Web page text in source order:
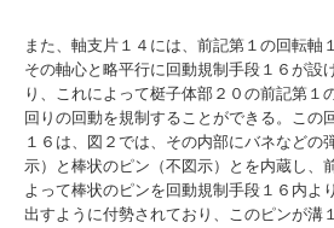
また、軸支片１４には、前記第１の回転軸
その軸心と略平行に回動規制手段１６が設
り、これによって梃子体部２０の前記第１
回りの回動を規制することができる。この
１６は、図２では、その内部にバネなどの
示）と棒状のピン（不図示）とを内蔵し、
よって棒状のピンを回動規制手段１６内よ
出すように付勢されており、このピンが溝